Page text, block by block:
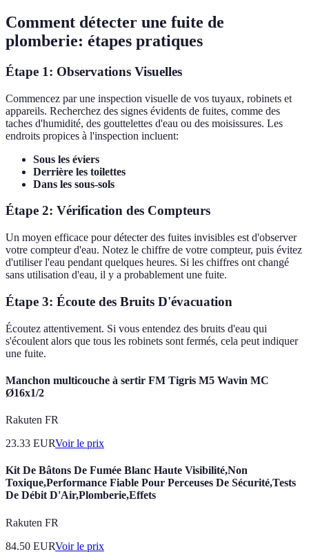
Comment détecter une fuite de
plomberie: étapes pratiques
Étape 1: Observations Visuelles
Commencez par une inspection visuelle de vos tuyaux, robinets et
appareils. Recherchez des signes évidents de fuites, comme des
taches d'humidité, des gouttelettes d'eau ou des moisissures. Les
endroits propices à l'inspection incluent:
Sous les éviers
Derrière les toilettes
Dans les sous-sols
Étape 2: Vérification des Compteurs
Un moyen efficace pour détecter des fuites invisibles est d'observer
votre compteur d'eau. Notez le chiffre de votre compteur, puis évitez
d'utiliser l'eau pendant quelques heures. Si les chiffres ont changé
sans utilisation d'eau, il y a probablement une fuite.
Étape 3: Écoute des Bruits D'évacuation
Écoutez attentivement. Si vous entendez des bruits d'eau qui
s'écoulent alors que tous les robinets sont fermés, cela peut indiquer
une fuite.
Manchon multicouche à sertir FM Tigris M5 Wavin MC
Ø16x1/2
Rakuten FR
23.33 EURVoir le prix
Kit De Bâtons De Fumée Blanc Haute Visibilité,Non
Toxique,Performance Fiable Pour Perceuses De Sécurité,Tests
De Débit D'Air,Plomberie,Effets
Rakuten FR
84.50 EURVoir le prix